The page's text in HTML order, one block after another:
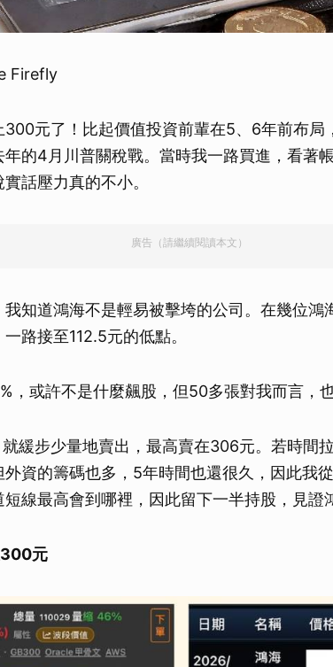
Firefly
元了！比起價值投資前輩在5、6年前布局
的4月川普關稅戰。當時我一路買進，看著
話壓力真的不小。
廣告（請繼續閱讀本文）
知道鴻海不是輕易被擊垮的公司。在幾位鴻
路接至112.5元的低點。
，或許不是什麼飆股，但50多張對我而言，
緩步少量地賣出，最高賣在306元。若時間
外資的籌碼也多，5年時間也還很久，因此我
線最高會到哪裡，因此留下一半持股，見證
元